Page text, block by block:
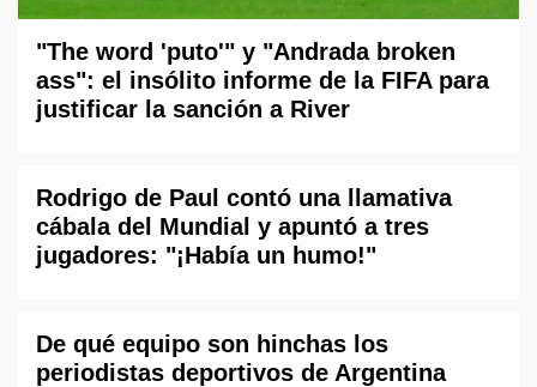
"The word 'puto'" y "Andrada broken
ass": el insólito informe de la FIFA para
justificar la sanción a River
Rodrigo de Paul contó una llamativa
cábala del Mundial y apuntó a tres
jugadores: "¡Había un humo!"
De qué equipo son hinchas los
periodistas deportivos de Argentina